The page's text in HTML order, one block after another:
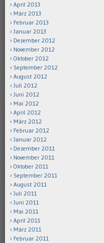
April 2013
März 2013
Februar 2013
Januar 2013
Dezember 2012
November 2012
Oktober 2012
September 2012
August 2012
Juli 2012
Juni 2012
Mai 2012
April 2012
März 2012
Februar 2012
Januar 2012
Dezember 2011
November 2011
Oktober 2011
September 2011
August 2011
Juli 2011
Juni 2011
Mai 2011
April 2011
März 2011
Februar 2011